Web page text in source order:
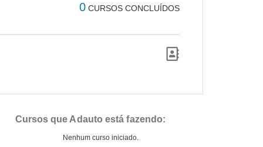
0 CURSOS CONCLUÍDOS
Cursos que Adauto está fazendo:
Nenhum curso iniciado.